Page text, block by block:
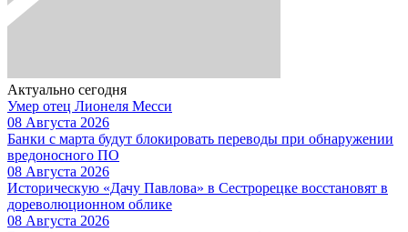
Актуально сегодня
Умер отец Лионеля Месси
08 Августа 2026
Банки с марта будут блокировать переводы при обнаружении
вредоносного ПО
08 Августа 2026
Историческую «Дачу Павлова» в Сестрорецке восстановят в
дореволюционном облике
08 Августа 2026